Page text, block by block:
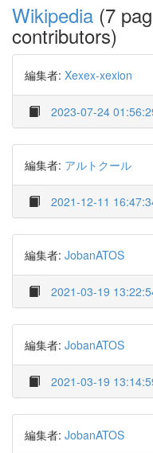
Wikipedia (7
contributors)
編集者: Xexex-xexion
2023-07-24
編集者: アルトクール
2021-12-11
編集者: JobanATOS
2021-03-19
編集者: JobanATOS
2021-03-19
編集者: JobanATOS